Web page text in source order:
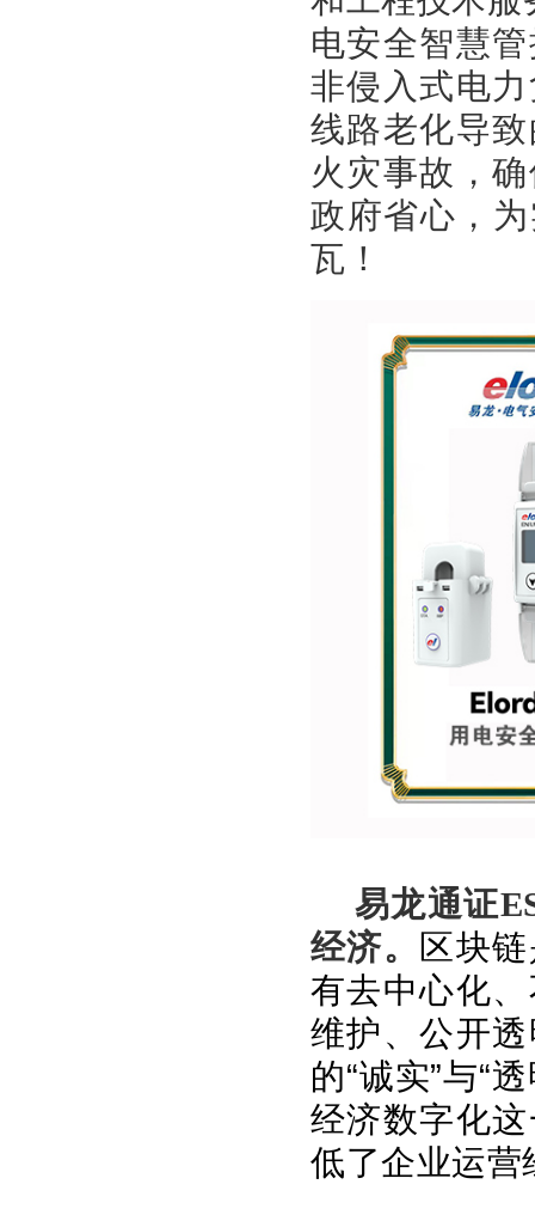
电安全智慧
非侵入式电
线路老化导
火灾事故，
政府省心，
瓦！
易龙通证
经济。
区块
有去中心化
维护、公开
的“诚实”与“
经济数字化
低了企业运营